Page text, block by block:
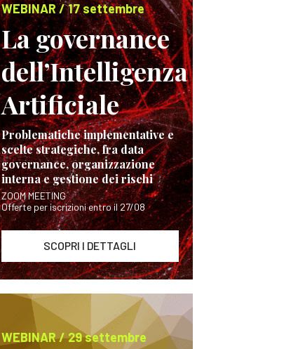
WEBINAR / 17 settembre
La governance
dell’Intelligenza
Artificiale
Problematiche implementative e
scelte strategiche, fra data
governance, organizzazione
interna e gestione dei rischi
ZOOM MEETING
Offerte per iscrizioni entro il 27/08
SCOPRI I DETTAGLI
WEBINAR / 29 settembre